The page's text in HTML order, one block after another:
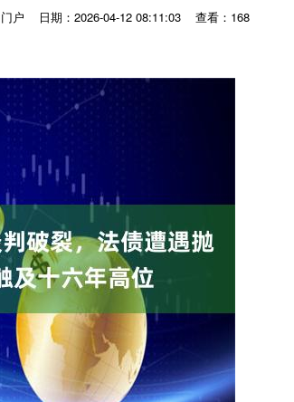
户 日期：2026-04-12 08:11:03 查看：168
沪深300 4682.81 31.50